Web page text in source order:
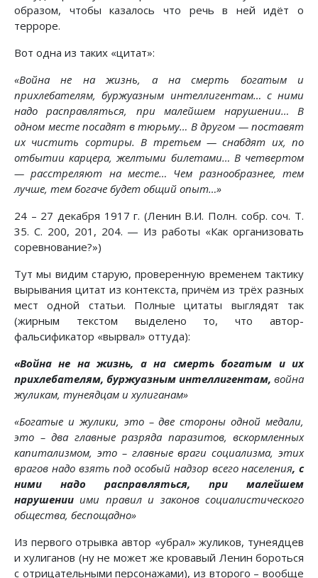
образом, чтобы казалось что речь в ней идёт о
терроре.
Вот одна из таких «цитат»:
«Война не на жизнь, а на смерть богатым и
прихлебателям, буржуазным интеллигентам… с ними
надо расправляться, при малейшем нарушении… В
одном месте посадят в тюрьму… В другом — поставят
их чистить сортиры. В третьем — снабдят их, по
отбытии карцера, желтыми билетами… В четвертом
— расстреляют на месте… Чем разнообразнее, тем
лучше, тем богаче будет общий опыт…»
24 – 27 декабря 1917 г. (Ленин В.И. Полн. собр. соч. Т.
35. С. 200, 201, 204. — Из работы «Как организовать
соревнование?»)
Тут мы видим старую, проверенную временем тактику
вырывания цитат из контекста, причём из трёх разных
мест одной статьи. Полные цитаты выглядят так
(жирным текстом выделено то, что автор-
фальсификатор «вырвал» оттуда):
«Война не на жизнь, а на смерть богатым и их
прихлебателям, буржуазным интеллигентам, война
жуликам, тунеядцам и хулиганам»
«Богатые и жулики, это – две стороны одной медали,
это – два главные разряда паразитов, вскормленных
капитализмом, это – главные враги социализма, этих
врагов надо взять под особый надзор всего населения, с
ними надо расправляться, при малейшем
нарушении ими правил и законов социалистического
общества, беспощадно»
Из первого отрывка автор «убрал» жуликов, тунеядцев
и хулиганов (ну не может же кровавый Ленин бороться
с отрицательными персонажами), из второго – вообще